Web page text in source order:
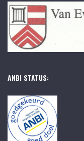
ANBI STATUS: